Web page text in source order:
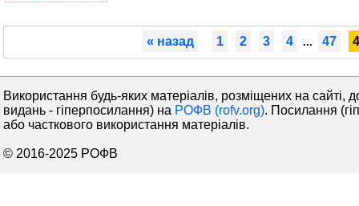
« назад 1 2 3 4 ... 47
Використання будь-яких матеріалів, розміщених на сайті,
видань - гіперпосилання) на РОФВ (rofv.org). Посилання
або часткового використання матеріалів.
© 2016-2025 РОФВ